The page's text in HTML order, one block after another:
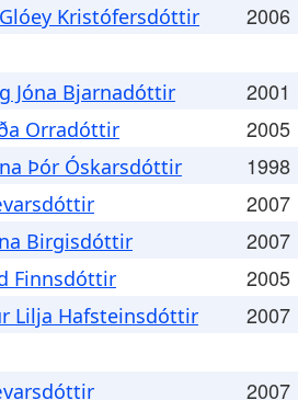
Kristófersdóttir 2006
Jóna Bjarnadóttir 2001
Orradóttir 2005
Þór Óskarsdóttir 1998
2007
Birgisdóttir 2007
Finnsdóttir 2005
Lilja Hafsteinsdóttir 2007
2007